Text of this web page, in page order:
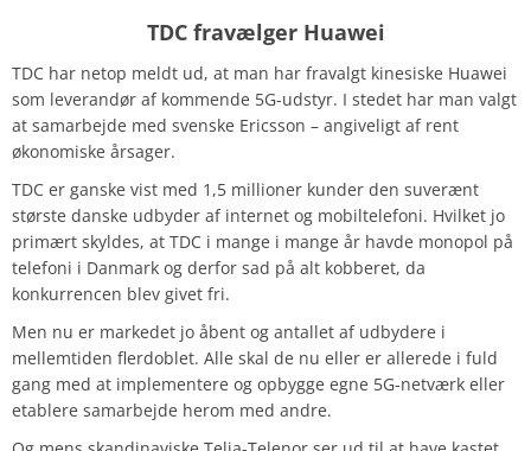
TDC fravælger Huawei
TDC har netop meldt ud, at man har fravalgt kinesiske Huawei
som leverandør af kommende 5G-udstyr. I stedet har man valgt
at samarbejde med svenske Ericsson – angiveligt af rent
økonomiske årsager.
TDC er ganske vist med 1,5 millioner kunder den suverænt
største danske udbyder af internet og mobiltelefoni. Hvilket jo
primært skyldes, at TDC i mange i mange år havde monopol på
telefoni i Danmark og derfor sad på alt kobberet, da
konkurrencen blev givet fri.
Men nu er markedet jo åbent og antallet af udbydere i
mellemtiden flerdoblet. Alle skal de nu eller er allerede i fuld
gang med at implementere og opbygge egne 5G-netværk eller
etablere samarbejde herom med andre.